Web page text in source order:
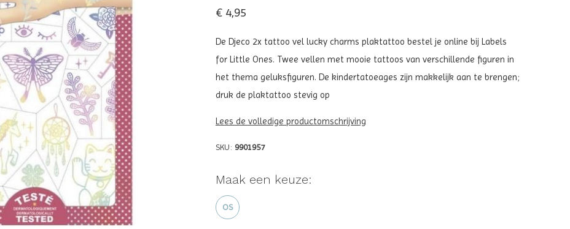
€ 4,95
De Djeco 2x tattoo vel lucky charms plaktattoo bestel je online bij Labels
for Little Ones. Twee vellen met mooie tattoos van verschillende figuren in
het thema geluksfiguren. De kindertatoeages zijn makkelijk aan te brengen;
druk de plaktattoo stevig op
Lees de volledige productomschrijving
SKU: 9901957
Maak een keuze:
OS